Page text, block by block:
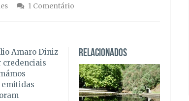
1 Comentário
Relacionados
Amaro Diniz
credenciais
emitidas